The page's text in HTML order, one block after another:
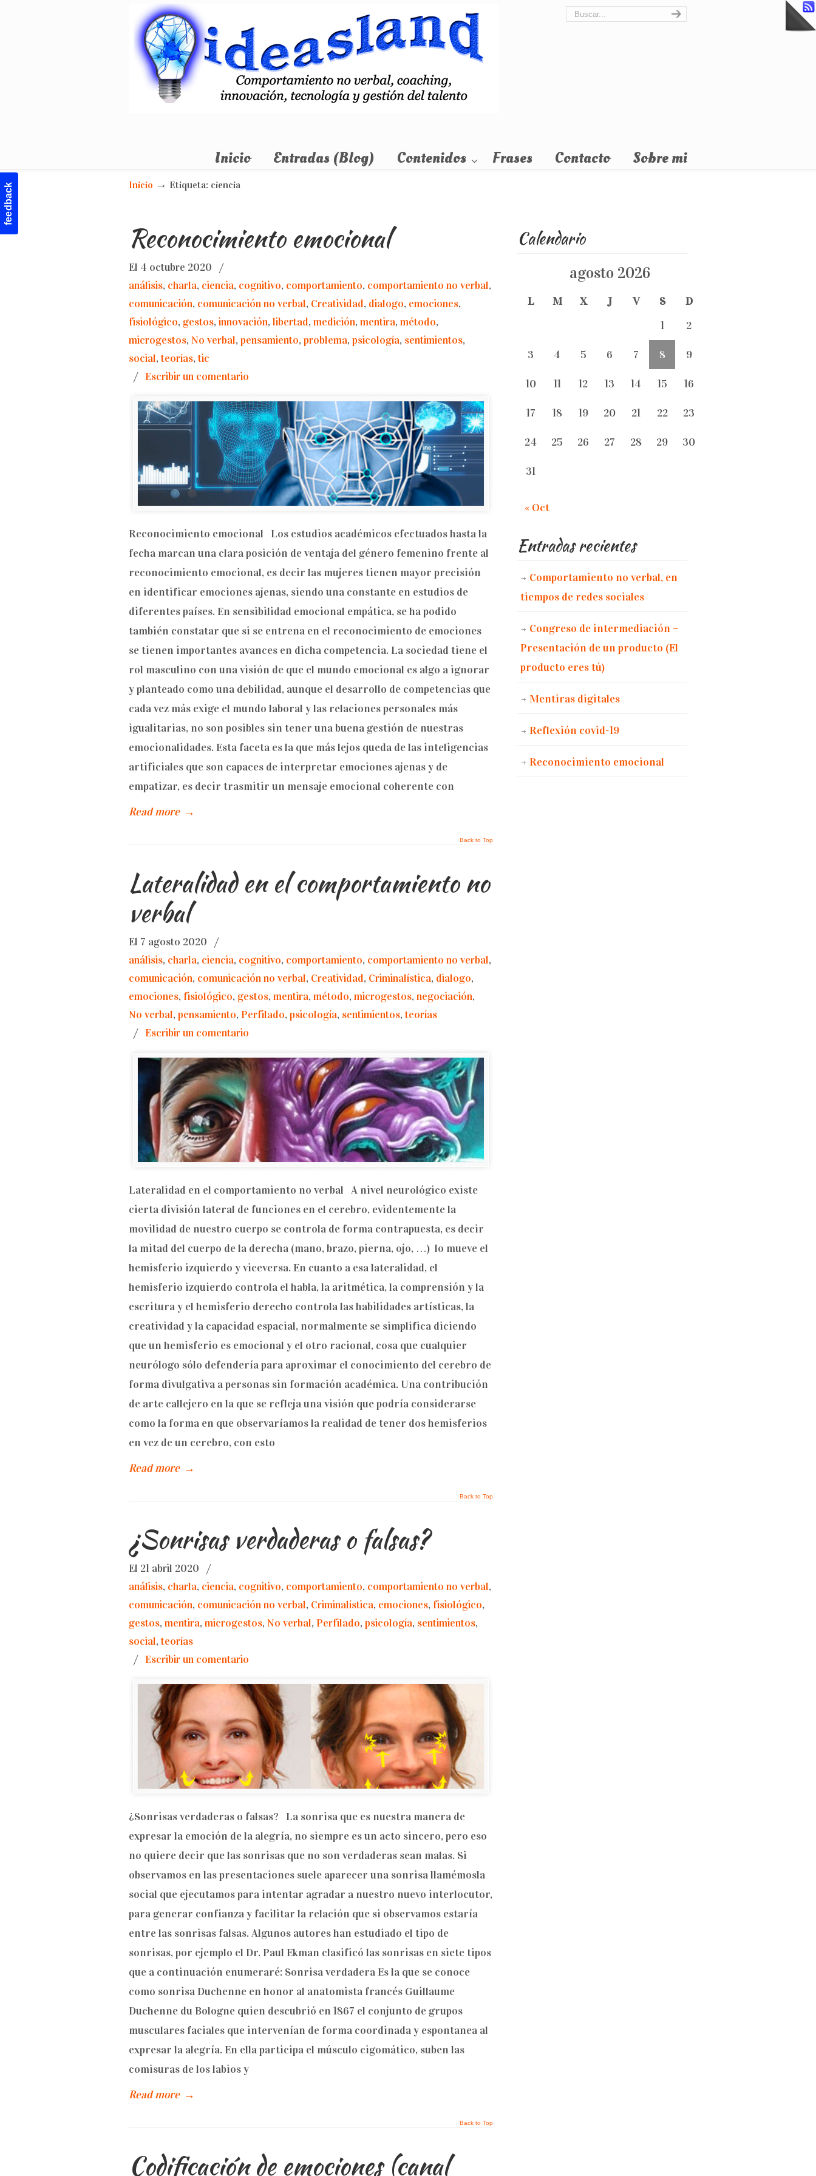
feedback
Otro sitio realizado con WordPress
Inicio Entradas (Blog) Contenidos Frases Contacto Sobre mi
Inicio → Etiqueta: ciencia
Reconocimiento emocional
El 4 octubre 2020
/
análisis, charla, ciencia, cognitivo, comportamiento, comportamiento no verbal,
comunicación, comunicación no verbal, Creatividad, dialogo, emociones,
fisiológico, gestos, innovación, libertad, medición, mentira, método,
microgestos, No verbal, pensamiento, problema, psicología, sentimientos,
social,teorías,tic
/ Escribir un comentario
Reconocimiento emocional Los estudios académicos efectuados hasta la
fecha marcan una clara posición de ventaja del género femenino frente al
reconocimiento emocional, es decir las mujeres tienen mayor precisión
en identificar emociones ajenas, siendo una constante en estudios de
diferentes países. En sensibilidad emocional empática, se ha podido
también constatar que si se entrena en el reconocimiento de emociones
se tienen importantes avances en dicha competencia. La sociedad tiene el
rol masculino con una visión de que el mundo emocional es algo a ignorar
y planteado como una debilidad, aunque el desarrollo de competencias que
cada vez más exige el mundo laboral y las relaciones personales más
igualitarias, no son posibles sin tener una buena gestión de nuestras
emocionalidades. Esta faceta es la que más lejos queda de las inteligencias
artificiales que son capaces de interpretar emociones ajenas y de
empatizar, es decir trasmitir un mensaje emocional coherente con
Read more →
Back to Top
Lateralidad en el comportamiento no
verbal
El 7 agosto 2020
/
análisis, charla, ciencia, cognitivo, comportamiento, comportamiento no verbal,
comunicación, comunicación no verbal, Creatividad, Criminalística, dialogo,
emociones, fisiológico, gestos, mentira, método, microgestos, negociación,
No verbal, pensamiento, Perfilado, psicología, sentimientos,teorías
/ Escribir un comentario
Lateralidad en el comportamiento no verbal A nivel neurológico existe
cierta división lateral de funciones en el cerebro, evidentemente la
movilidad de nuestro cuerpo se controla de forma contrapuesta, es decir
la mitad del cuerpo de la derecha (mano, brazo, pierna, ojo, …) lo mueve el
hemisferio izquierdo y viceversa. En cuanto a esa lateralidad, el
hemisferio izquierdo controla el habla, la aritmética, la comprensión y la
escritura y el hemisferio derecho controla las habilidades artísticas, la
creatividad y la capacidad espacial, normalmente se simplifica diciendo
que un hemisferio es emocional y el otro racional, cosa que cualquier
neurólogo sólo defendería para aproximar el conocimiento del cerebro de
forma divulgativa a personas sin formación académica. Una contribución
de arte callejero en la que se refleja una visión que podría considerarse
como la forma en que observaríamos la realidad de tener dos hemisferios
en vez de un cerebro, con esto
Read more →
Back to Top
¿Sonrisas verdaderas o falsas?
El 21 abril 2020
/
análisis, charla, ciencia, cognitivo, comportamiento, comportamiento no verbal,
comunicación, comunicación no verbal, Criminalística, emociones, fisiológico,
gestos, mentira, microgestos, No verbal, Perfilado, psicología, sentimientos,
social,teorías
/ Escribir un comentario
¿Sonrisas verdaderas o falsas? La sonrisa que es nuestra manera de
expresar la emoción de la alegría, no siempre es un acto sincero, pero eso
no quiere decir que las sonrisas que no son verdaderas sean malas. Si
observamos en las presentaciones suele aparecer una sonrisa llamémosla
social que ejecutamos para intentar agradar a nuestro nuevo interlocutor,
para generar confianza y facilitar la relación que si observamos estaría
entre las sonrisas falsas. Algunos autores han estudiado el tipo de
sonrisas, por ejemplo el Dr. Paul Ekman clasificó las sonrisas en siete tipos
que a continuación enumeraré: Sonrisa verdadera Es la que se conoce
como sonrisa Duchenne en honor al anatomista francés Guillaume
Duchenne du Bologne quien descubrió en 1867 el conjunto de grupos
musculares faciales que intervenían de forma coordinada y espontanea al
expresar la alegría. En ella participa el músculo cigomático, suben las
comisuras de los labios y
Read more →
Back to Top
Codificación de emociones (canal
Calendario
agosto 2026
L M X J V S
D
1
2
3 4 5 6 7 8 9
10 11 12 13 14 15 16
17 18 19 20 21 22 23
24 25 26 27 28 29 30
31
« Oct
Entradas recientes
Comportamiento no verbal, en
tiempos de redes sociales
Congreso de intermediación –
Presentación de un producto (El
producto eres tú)
Mentiras digitales
Reflexión covid-19
Reconocimiento emocional